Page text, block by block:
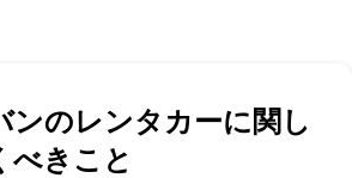
ンのレンタカーに関し
べきこと